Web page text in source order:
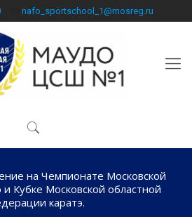
nafo_sportschool_1@mosreg.ru
на Чемпионате Московской
и Кубке Московской областной
каратэ.